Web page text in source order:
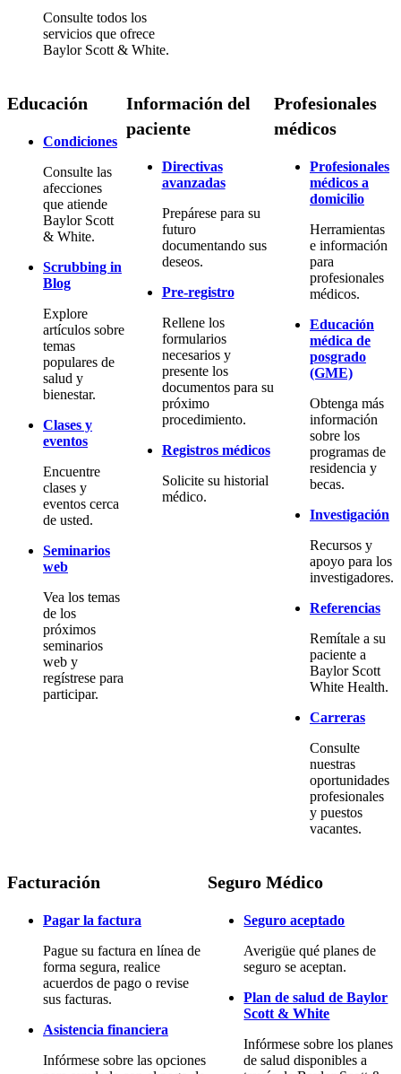
Consulte todos los
servicios que ofrece
Baylor Scott & White.
Educación
Condiciones
Consulte las
afecciones
que atiende
Baylor Scott
& White.
Scrubbing in
Blog
Explore
artículos sobre
temas
populares de
salud y
bienestar.
Clases y
eventos
Encuentre
clases y
eventos cerca
de usted.
Seminarios
web
Vea los temas
de los
próximos
seminarios
web y
regístrese para
participar.
Información del
paciente
Directivas
avanzadas
Prepárese para su
futuro
documentando sus
deseos.
Pre-registro
Rellene los
formularios
necesarios y
presente los
documentos para su
próximo
procedimiento.
Registros médicos
Solicite su historial
médico.
Profesionales
médicos
Profesionales
médicos a
domicilio
Herramientas
e información
para
profesionales
médicos.
Educación
médica de
posgrado
(GME)
Obtenga más
información
sobre los
programas de
residencia y
becas.
Investigación
Recursos y
apoyo para los
investigadores.
Referencias
Remítale a su
paciente a
Baylor Scott
White Health.
Carreras
Consulte
nuestras
oportunidades
profesionales
y puestos
vacantes.
Facturación
Pagar la factura
Pague su factura en línea de
forma segura, realice
acuerdos de pago o revise
sus facturas.
Asistencia financiera
Infórmese sobre las opciones
Seguro Médico
Seguro aceptado
Averigüe qué planes de
seguro se aceptan.
Plan de salud de Baylor
Scott & White
Infórmese sobre los planes
de salud disponibles a